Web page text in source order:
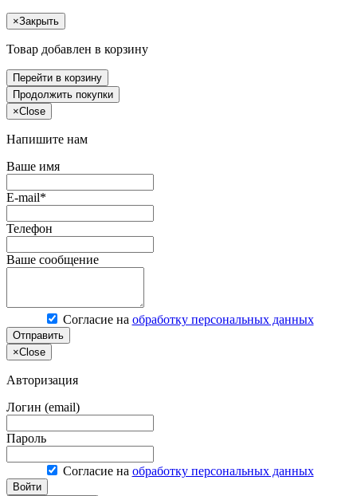
×Закрыть
Товар добавлен в корзину
Перейти в корзину
Продолжить покупки
×Close
Напишите нам
Ваше имя
E-mail*
Телефон
Ваше сообщение
Согласие на обработку персональных данных
Отправить
×Close
Авторизация
Логин (email)
Пароль
Согласие на обработку персональных данных
Войти